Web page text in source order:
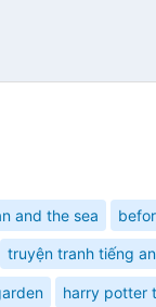
and the sea
truyện tranh tiếng
harry potter